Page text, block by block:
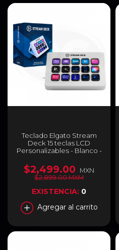
Teclado Elgato Stream
Deck 15 teclas LCD
Personalizables - Blanco -
$2,499.00
MXN
$2,899.00 MXM
EXISTENCIA: 0
Agregar al carrito